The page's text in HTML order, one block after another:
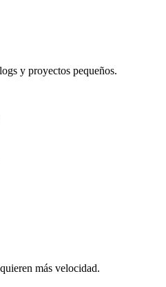
y proyectos pequeños.
más velocidad.